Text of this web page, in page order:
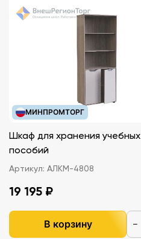
МИНПРОМТОРГ
Шкаф для хранения учебных
пособий
Артикул: АЛКМ-4808
19 195 ₽
В корзину −